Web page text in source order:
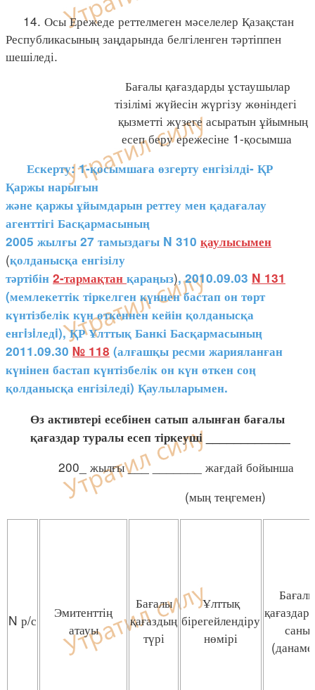
14. Осы Ережеде реттелмеген мәселелер Қазақстан
Республикасының заңдарында белгіленген тәртіппен
шешіледі.
Бағалы қағаздарды ұстаушылар
тізілімі жүйесін жүргізу жөніндегі
қызметті жүзеге асыратын ұйымның
есеп беру ережесіне 1-қосымша
Ескерту: 1-қосымшаға өзгерту енгізілді- ҚР
Қаржы нарығын
және қаржы ұйымдарын реттеу мен қадағалау
агенттігі Басқармасының
2005 жылғы 27 тамыздағы N 310 қаулысымен
(қолданысқа енгізілу
тәртібін 2-тармақтан қараңыз), 2010.09.03 N 131
(мемлекеттік тіркелген күннен бастап он төрт
күнтізбелік күн өткеннен кейін қолданысқа
енгiзiледi), ҚР Ұлттық Банкі Басқармасының
2011.09.30 № 118 (алғашқы ресми жарияланған
күнінен бастап күнтізбелік он күн өткен соң
қолданысқа енгізіледі) Қаулыларымен.
Өз активтері есебінен сатып алынған бағалы
қағаздар туралы есеп тіркеуші ____________
200_ жылғы ___ _______ жағдай бойынша
(мың теңгемен)
N р/с
Эмитенттің
атауы
Бағалы
қағаздың
түрі
Ұлттық
бірегейлендіру
нөмірі
Бағалы
саны